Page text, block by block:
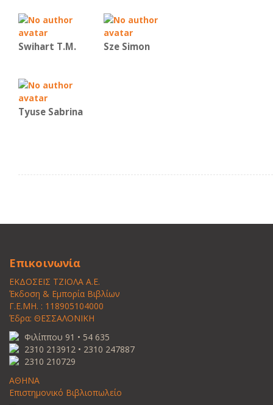
Swihart T.M. Sze Simon
Tyuse Sabrina
Επικοινωνία
ΕΚΔΟΣΕΙΣ ΤΖΙΟΛΑ Α.Ε.
Έκδοση & Εμπορία Βιβλίων
Γ.Ε.ΜΗ. : 118905104000
Έδρα: ΘΕΣΣΑΛΟΝΙΚΗ
Φιλίππου 91 • 54 635
2310 213912 • 2310 247887
2310 210729
ΑΘΗΝΑ
Επιστημονικό Βιβλιοπωλείο